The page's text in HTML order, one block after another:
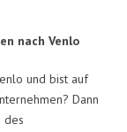
nach Venlo
und bist auf
Dann
des